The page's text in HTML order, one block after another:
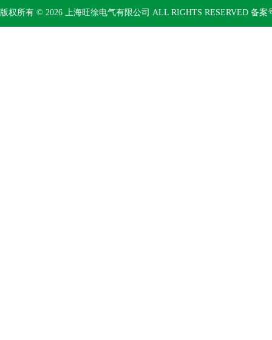
版权所有 © 2026 上海旺徐电气有限公司 ALL RIGHTS RESERVED 备案